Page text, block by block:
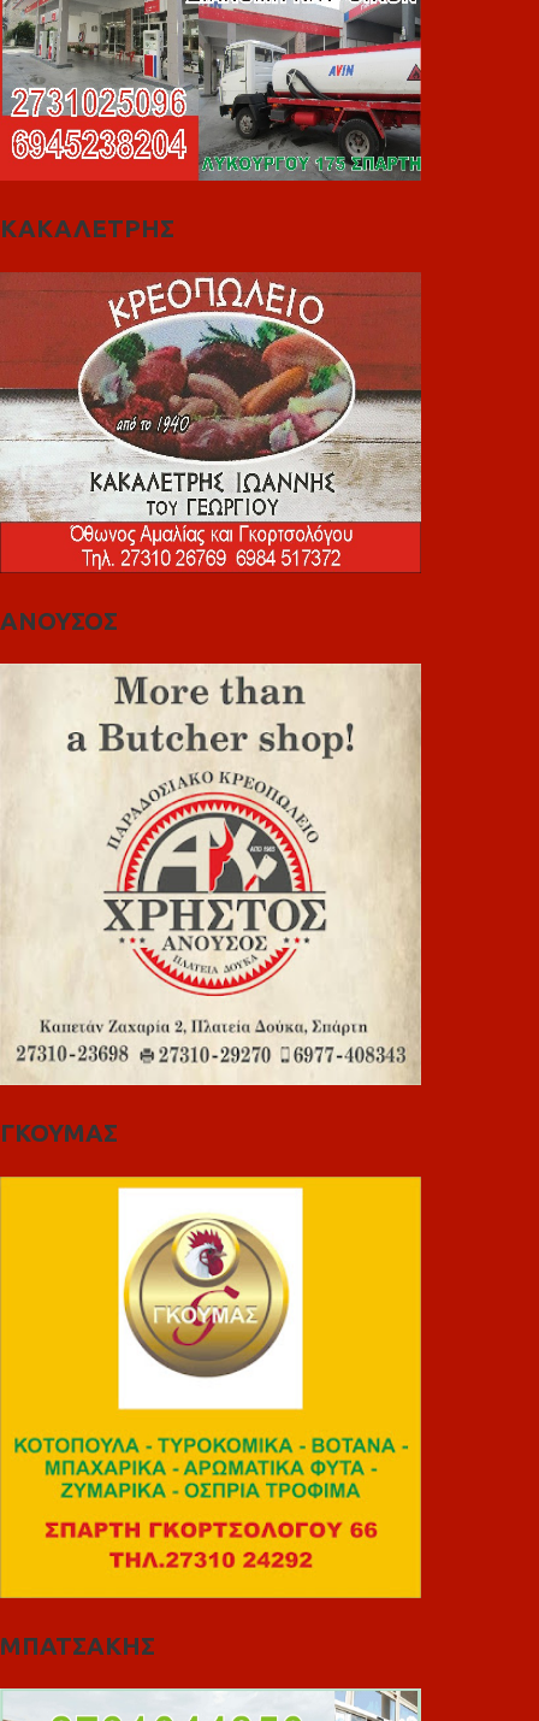
ΚΑΚΑΛΕΤΡΗΣ
ΑΝΟΥΣΟΣ
ΓΚΟΥΜΑΣ
ΜΠΑΤΣΑΚΗΣ